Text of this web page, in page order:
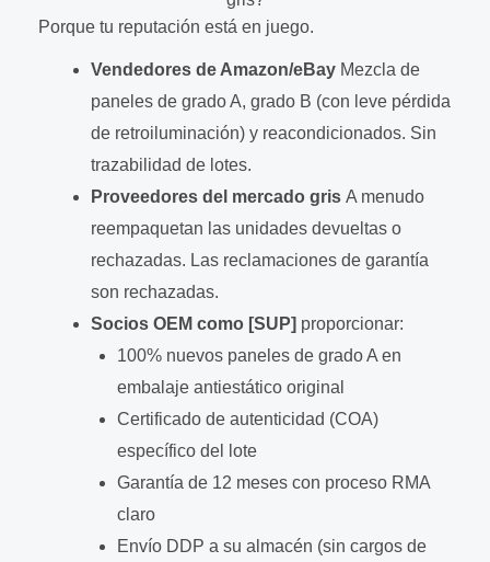
Porque tu reputación está en juego.
Vendedores de Amazon/eBay Mezcla de
paneles de grado A, grado B (con leve pérdida
de retroiluminación) y reacondicionados. Sin
trazabilidad de lotes.
Proveedores del mercado gris A menudo
reempaquetan las unidades devueltas o
rechazadas. Las reclamaciones de garantía
son rechazadas.
Socios OEM como [SUP] proporcionar:
100% nuevos paneles de grado A en
embalaje antiestático original
Certificado de autenticidad (COA)
específico del lote
Garantía de 12 meses con proceso RMA
claro
Envío DDP a su almacén (sin cargos de